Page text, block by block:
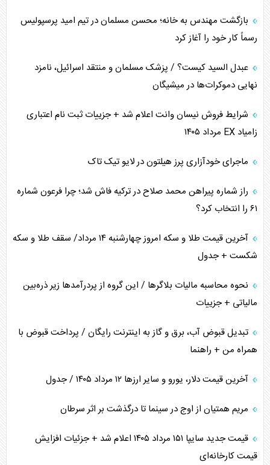
چرا کویت به دنبال شریک امنیتی جدید است؟
خطای راهبردی ترامپ مقابل برزیل
متن و حاشیه سفر نتانیاهو به آمریکا
نقش راهبردی ایران در دیپلماسی غذایی جهان
فضای مجازی، چالش تربیتی خانواده‌ها
پیامدهای خطرناک حمله اوکراین به کشتی ایرانی
بازگشت مهندس به خانه؛ محسن مسلمان در تیم امید پرسپولیس
رسماً کار خود را آغاز کرد
عبدل السید کیست؟ / پزشک مسلمان و منتقد اسرائیل، نامزد
نهایی دموکرات‌ها در میشیگان
شرایط فروش نیسان وانت اعلام شد + جزییات ثبت نام اعتباری
زامیاد EX مرداد ۱۴۰۵
ماجرای خودآزاری پرز هیلتون در لایو تیک تاک
راز شماره پیراهن محمد صلاح در ترکیه فاش شد؛ چرا فرعون شماره
۶۱ را انتخاب کرد؟
آخرین قیمت طلا و سکه امروز چهارشنبه ۱۴ مرداد/ سقف طلا و سکه
شکست + جدول
نحوه محاسبه مالیات بلاگر‌ها / این گروه از پردرآمد‌ها زیر ذره‌بین
مالیاتی + جزییات
تبدیل قبوض آب، برق و گاز به اینترنت رایگان / پرداخت قبوض با
همراه من + راهنما
آخرین قیمت دلار، یورو و سایر ارز‌ها ۱۲ مرداد ۱۴۰۵ / جدول
مریم همتیان از اوج در سینما تا درگذشت بر اثر سرطان
قیمت جدید سایپا ۱۵۱ مرداد ۱۴۰۵ اعلام شد + جزئیات افزایش
قیمت کارخانه‌ای